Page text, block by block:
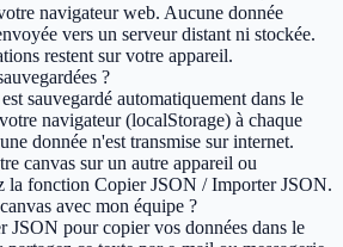
navigateur web. Aucune donnée
vers un serveur distant ni stockée.
restent sur votre appareil.
?
sauvegardé automatiquement dans le
navigateur (localStorage) à chaque
donnée n'est transmise sur internet.
canvas sur un autre appareil ou
la fonction Copier JSON / Importer JSON.
avec mon équipe ?
JSON pour copier vos données dans le